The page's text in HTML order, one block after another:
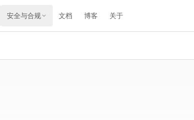
安全与合规 文档 博客 关于